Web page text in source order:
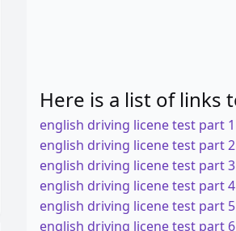
english driving licene test part 1
english driving licene test part 2
english driving licene test part 3
english driving licene test part 4
english driving licene test part 5
english driving licene test part 6